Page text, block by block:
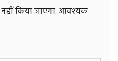
किया जाएगा. आवश्यक